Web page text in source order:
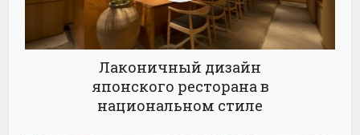
Лаконичный дизайн
японского ресторана в
национальном стиле